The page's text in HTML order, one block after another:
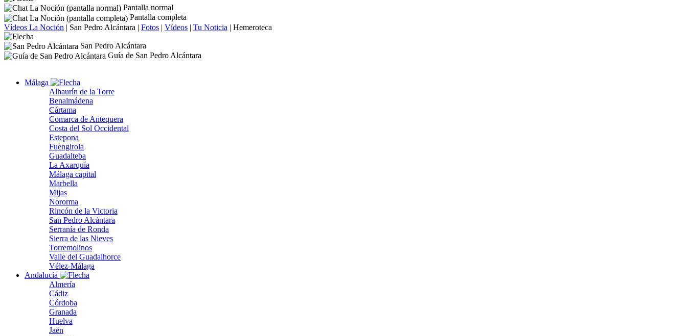
Pantalla normal
Pantalla completa
Vídeos La Noción | San Pedro Alcántara | Fotos | Vídeos | Tu Noticia | Hemeroteca
San Pedro Alcántara
Guía de San Pedro Alcántara
Málaga
Alhaurín de la Torre
Benalmádena
Cártama
Comarca de Antequera
Costa del Sol Occidental
Estepona
Fuengirola
Guadalteba
La Axarquía
Málaga capital
Marbella
Mijas
Nororma
Rincón de la Victoria
San Pedro Alcántara
Serranía de Ronda
Sierra de las Nieves
Torremolinos
Valle del Guadalhorce
Vélez-Málaga
Andalucía
Almería
Cádiz
Córdoba
Granada
Huelva
Jaén